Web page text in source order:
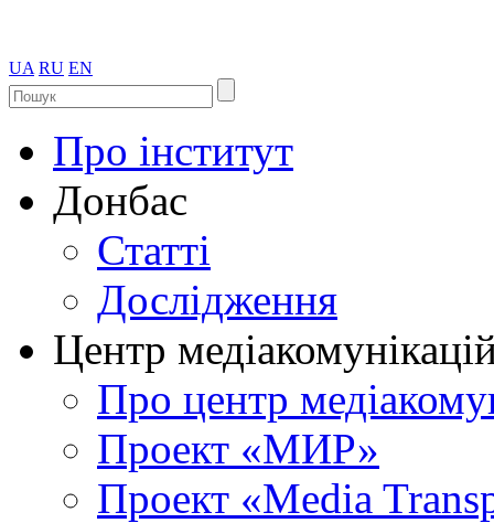
UA RU EN
Про інститут
Донбас
Статті
Дослідження
Центр
Про центр
Проект «МИР»
Проект «Media